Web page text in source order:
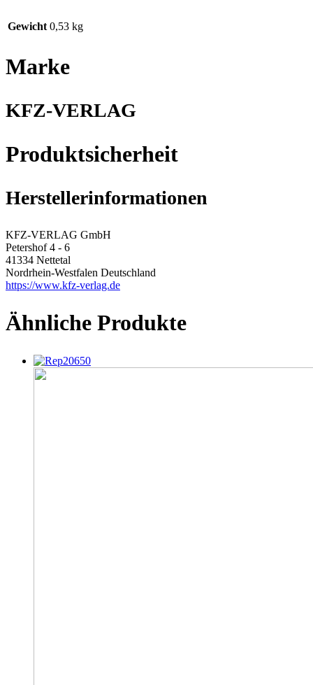
Gewicht 0,53 kg
Marke
KFZ-VERLAG
Produktsicherheit
Herstellerinformationen
KFZ-VERLAG GmbH
Petershof 4 - 6
41334 Nettetal
Nordrhein-Westfalen Deutschland
https://www.kfz-verlag.de
Ähnliche Produkte